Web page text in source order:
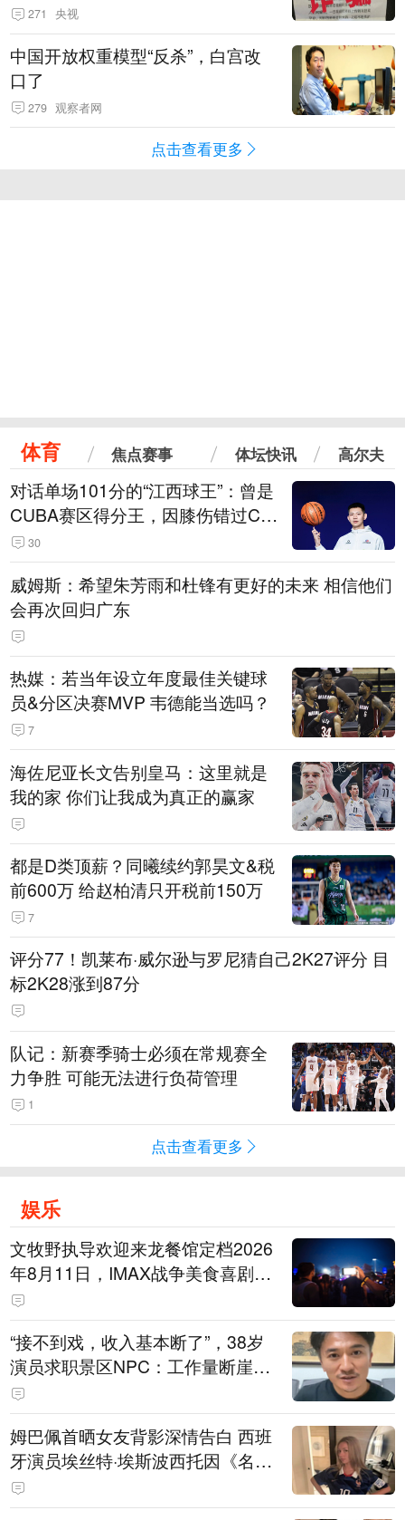
271 央视
中国开放权重模型“反杀”，白宫改
口了
279 观察者网
点击查看更多
体育 焦点赛事 体坛快讯 高尔夫
对话单场101分的“江西球王”：曾是
CUBA赛区得分王，因膝伤错过CB
A选秀
30
威姆斯：希望朱芳雨和杜锋有更好的未来 相信他们
会再次回归广东
热媒：若当年设立年度最佳关键球
员&分区决赛MVP 韦德能当选吗？
7
海佐尼亚长文告别皇马：这里就是
我的家 你们让我成为真正的赢家
都是D类顶薪？同曦续约郭昊文&税
前600万 给赵柏清只开税前150万
7
评分77！凯莱布·威尔逊与罗尼猜自己2K27评分 目
标2K28涨到87分
队记：新赛季骑士必须在常规赛全
力争胜 可能无法进行负荷管理
1
点击查看更多
娱乐
文牧野执导欢迎来龙餐馆定档2026
年8月11日，IMAX战争美食喜剧温
情上映
“接不到戏，收入基本断了”，38岁
演员求职景区NPC：工作量断崖式
下跌，留给我试错的时间不多了
姆巴佩首晒女友背影深情告白 西班
牙演员埃丝特·埃斯波西托因《名校
风暴》走红